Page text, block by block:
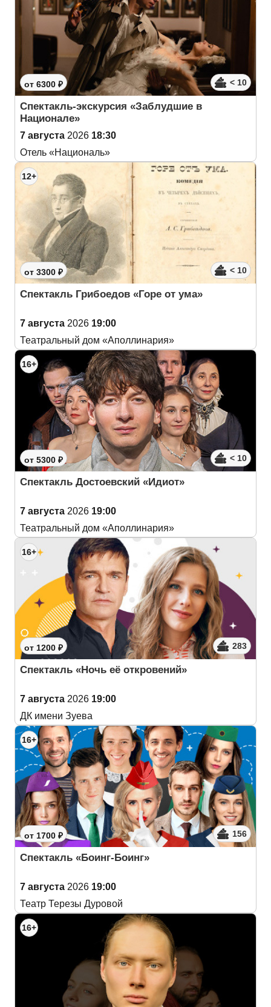
от 6300 ₽ < 10
Спектакль-экскурсия «Заблудшие в
Национале»
7 августа 2026 18:30
Отель «Националь»
12+
от 3300 ₽ < 10
Спектакль Грибоедов «Горе от ума»
7 августа 2026 19:00
Театральный дом «Аполлинария»
16+
от 5300 ₽ < 10
Спектакль Достоевский «Идиот»
7 августа 2026 19:00
Театральный дом «Аполлинария»
16+
от 1200 ₽ 283
Спектакль «Ночь её откровений»
7 августа 2026 19:00
ДК имени Зуева
16+
от 1700 ₽ 156
Спектакль «Боинг-Боинг»
7 августа 2026 19:00
Театр Терезы Дуровой
16+